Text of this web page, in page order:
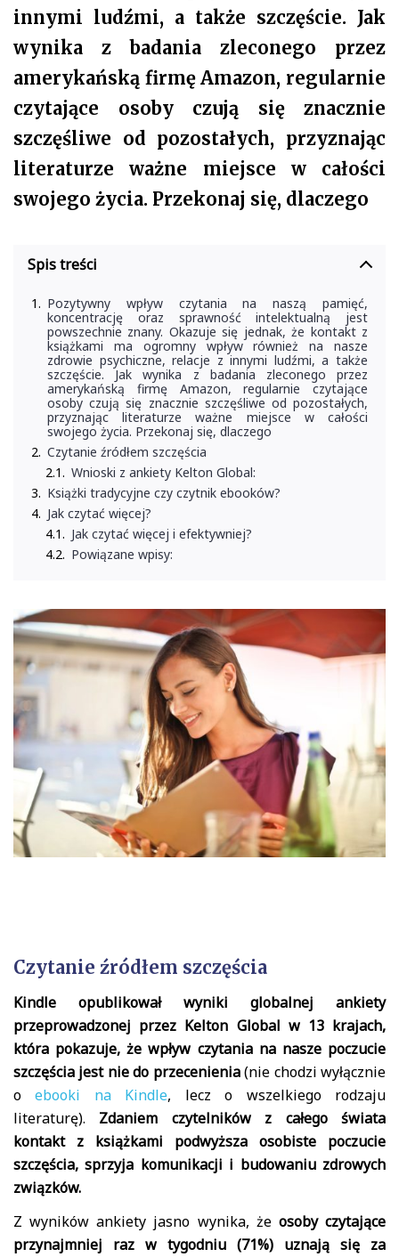
innymi ludźmi, a także szczęście. Jak
wynika z badania zleconego przez
amerykańską firmę Amazon, regularnie
czytające osoby czują się znacznie
szczęśliwe od pozostałych, przyznając
literaturze ważne miejsce w całości
swojego życia. Przekonaj się, dlaczego
Spis treści
Pozytywny wpływ czytania na naszą pamięć,
koncentrację oraz sprawność intelektualną jest
powszechnie znany. Okazuje się jednak, że kontakt z
książkami ma ogromny wpływ również na nasze
zdrowie psychiczne, relacje z innymi ludźmi, a także
szczęście. Jak wynika z badania zleconego przez
amerykańską firmę Amazon, regularnie czytające
osoby czują się znacznie szczęśliwe od pozostałych,
przyznając literaturze ważne miejsce w całości
swojego życia. Przekonaj się, dlaczego
Czytanie źródłem szczęścia
Wnioski z ankiety Kelton Global:
Książki tradycyjne czy czytnik ebooków?
Jak czytać więcej?
Jak czytać więcej i efektywniej?
Powiązane wpisy:
Czytanie źródłem szczęścia
Kindle opublikował wyniki globalnej ankiety
przeprowadzonej przez Kelton Global w 13 krajach,
która pokazuje, że wpływ czytania na nasze poczucie
szczęścia jest nie do przecenienia(nie chodzi wyłącznie
oebooki na Kindle, lecz o wszelkiego rodzaju
literaturę). Zdaniem czytelników z całego świata
kontakt z książkami podwyższa osobiste poczucie
szczęścia, sprzyja komunikacji i budowaniu zdrowych
związków.
Z wyników ankiety jasno wynika, że osoby czytające
przynajmniej raz w tygodniu (71%) uznają się za